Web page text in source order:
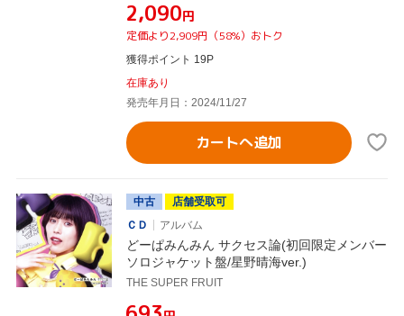
¥2,090円
定価より2,909円（58%）おトク
獲得ポイント 19P
在庫あり
発売年月日：2024/11/27
カートへ追加
中古
店舗受取可
ＣＤ
アルバム
どーぱみんみん サクセス論(初回限定メンバー
ソロジャケット盤/星野晴海ver.)
THE SUPER FRUIT